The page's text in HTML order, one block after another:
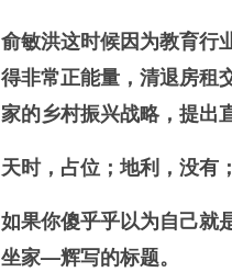
俞敏洪这时候因为教育行
得非常正能量，清退房租
家的乡村振兴战略，提出
天时，占位；地利，没有
如果你傻乎乎以为自己就
坐家—辉写的标题。